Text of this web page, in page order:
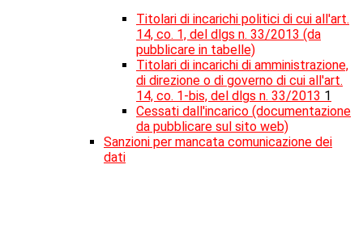
Titolari di incarichi politici di cui all'art.
14, co. 1, del dlgs n. 33/2013 (da
pubblicare in tabelle)
Titolari di incarichi di amministrazione,
di direzione o di governo di cui all'art.
14, co. 1-bis, del dlgs n. 33/2013 1
Cessati dall'incarico (documentazione
da pubblicare sul sito web)
Sanzioni per mancata comunicazione dei
dati